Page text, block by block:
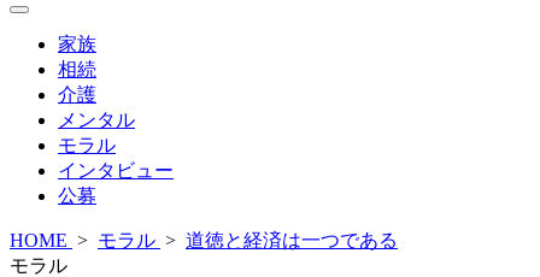
家族
相続
介護
メンタル
モラル
インタビュー
公募
HOME > モラル > 道徳と経済は一つである
モラル